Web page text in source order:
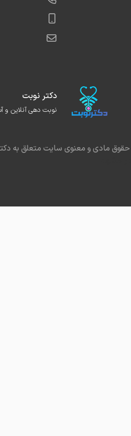
دکتر نوبت
نوبت دهی آنلاین و
مادی و معنوی سایت متعلق به